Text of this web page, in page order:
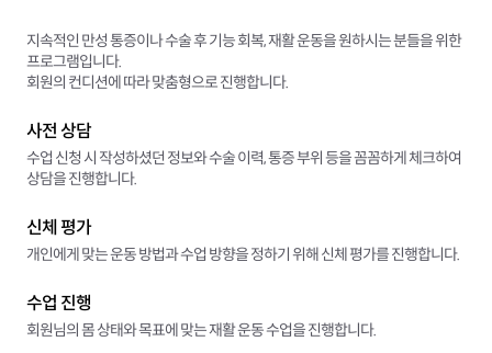
지속적인 만성 통증이나 수술 후 기능 회복, 재활 운동을 원하시는 분들을 위한
프로그램입니다.
회원의 컨디션에 따라 맞춤형으로 진행합니다.
사전 상담
수업 신청 시 작성하셨던 정보와 수술 이력, 통증 부위 등을 꼼꼼하게 체크하여
상담을 진행합니다.
신체 평가
개인에게 맞는 운동 방법과 수업 방향을 정하기 위해 신체 평가를 진행합니다.
수업 진행
회원님의 몸 상태와 목표에 맞는 재활 운동 수업을 진행합니다.